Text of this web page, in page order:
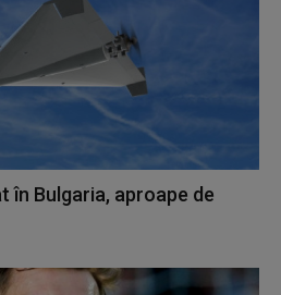
în Bulgaria, aproape de